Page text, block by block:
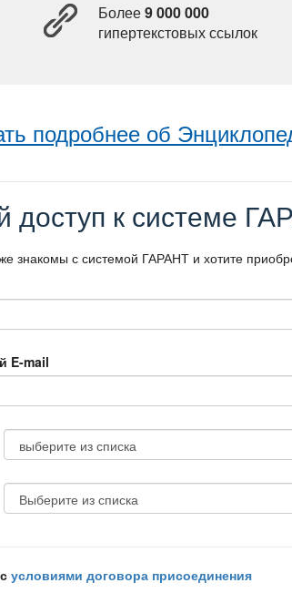
Более9 000 000
ипертекстовых ссылок
подробнее об
доступ к системе
знакомы с системой ГАРАНТ и хотите
E-mail
условиями договора присоединения